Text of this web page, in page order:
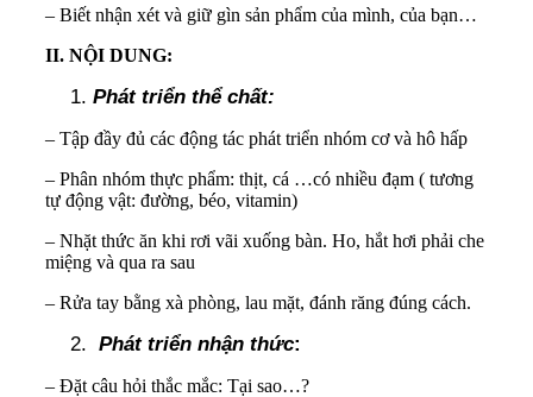
– Biết nhận xét và giữ gìn sản phẩm của mình, của bạn…
II. NỘI DUNG:
Phát triển thể chất:
– Tập đầy đủ các động tác phát triển nhóm cơ và hô hấp
– Phân nhóm thực phẩm: thịt, cá …có nhiều đạm ( tương
tự động vật: đường, béo, vitamin)
– Nhặt thức ăn khi rơi vãi xuống bàn. Ho, hắt hơi phải che
miệng và qua ra sau
– Rửa tay bằng xà phòng, lau mặt, đánh răng đúng cách.
Phát triển nhận thức:
– Đặt câu hỏi thắc mắc: Tại sao…?